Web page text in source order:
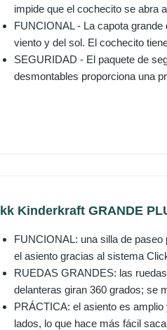
impide que el cochecito se abra
FUNCIONAL - La capota grande
viento y del sol. El cochecito
SEGURIDAD - El paquete de
desmontables proporciona una
kk Kinderkraft GRANDE
FUNCIONAL: una silla de
el asiento gracias al sistema
RUEDAS GRANDES: las
delanteras giran 360 grados; se
PRÁCTICA: el asiento es
lados, lo que hace más fácil